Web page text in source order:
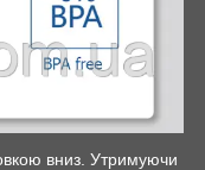
вниз. Утримуючи